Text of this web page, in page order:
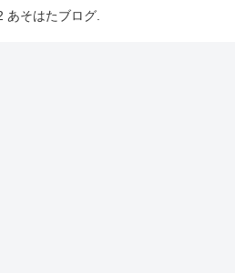
あそはたブログ.